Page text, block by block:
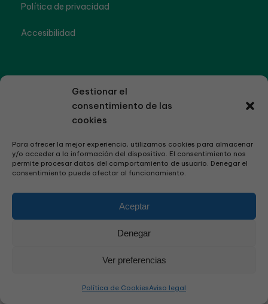
Gestionar el
consentimiento de las
cookies
Para ofrecer la mejor experiencia, utilizamos cookies para almacenar
y/o acceder a la información del dispositivo. El consentimiento nos
permite procesar datos del comportamiento de usuario. Denegar el
consentimiento puede afectar al funcionamiento.
Aceptar
Denegar
Ver preferencias
Política de CookiesAviso legal
Política de privacidad
Accesibilidad